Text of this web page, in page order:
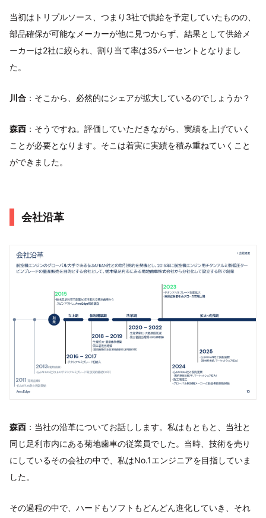
当初はトリプルソース、つまり3社で供給を予定していたものの、
部品確保が可能なメーカーが他に見つからず、結果として供給メ
ーカーは2社に絞られ、割り当て率は35パーセントとなりまし
た。
川合 ：そこから、必然的にシェアが拡大しているのでしょうか？
森西 ：そうですね。評価していただきながら、実績を上げていく
ことが必要となります。そこは着実に実績を積み重ねていくこと
ができました。
会社沿革
森西 ：当社の沿革についてお話しします。私はもともと、当社と
同じ足利市内にある菊地歯車の従業員でした。当時、技術を売り
にしているその会社の中で、私はNo.1エンジニアを目指していま
した。
その過程の中で、ハードもソフトもどんどん進化していき、それ